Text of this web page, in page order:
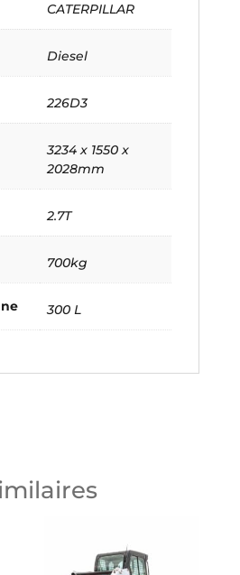
CATERPILLAR
Diesel
226D3
3234 x 1550 x
2028mm
2.7T
700kg
300 L